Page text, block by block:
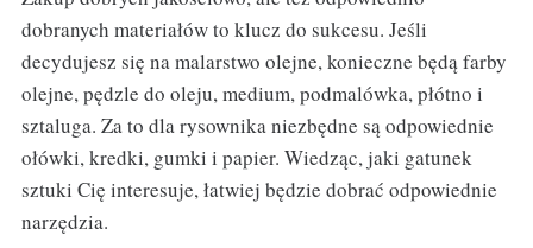
dobranych materiałów to klucz do sukcesu. Jeśli
decydujesz się na malarstwo olejne, konieczne będą farby
olejne, pędzle do oleju, medium, podmalówka, płótno i
sztaluga. Za to dla rysownika niezbędne są odpowiednie
ołówki, kredki, gumki i papier. Wiedząc, jaki gatunek
sztuki Cię interesuje, łatwiej będzie dobrać odpowiednie
narzędzia.